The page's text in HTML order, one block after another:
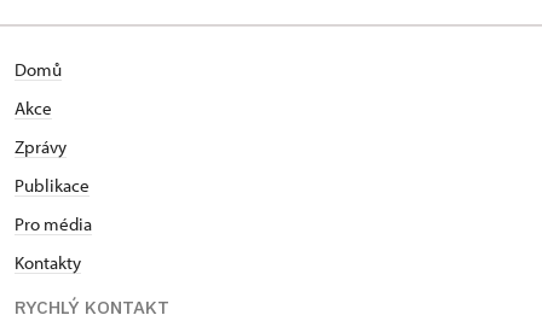
Domů
Akce
Zprávy
Publikace
Pro média
Kontakty
RYCHLÝ KONTAKT